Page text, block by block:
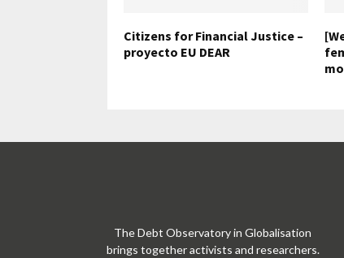
Citizens for Financial Justice –
proyecto EU DEAR
The Debt Observatory in Globalisation
brings together activists and researchers.